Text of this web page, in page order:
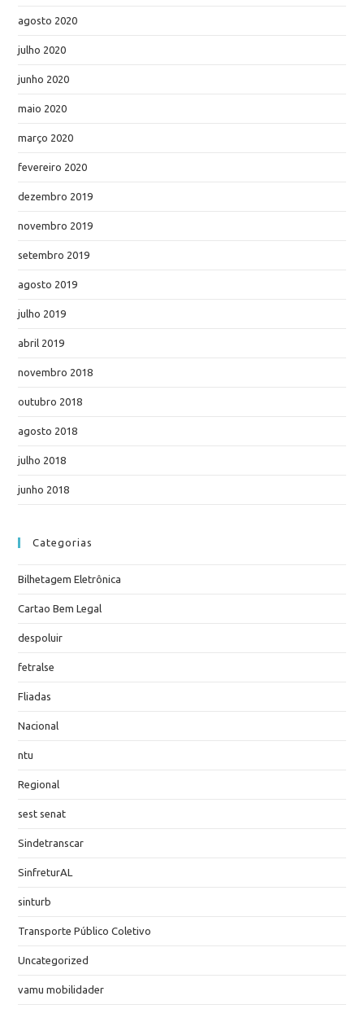
agosto 2020
julho 2020
junho 2020
maio 2020
março 2020
fevereiro 2020
dezembro 2019
novembro 2019
setembro 2019
agosto 2019
julho 2019
abril 2019
novembro 2018
outubro 2018
agosto 2018
julho 2018
junho 2018
Categorias
Bilhetagem Eletrônica
Cartao Bem Legal
despoluir
fetralse
Fliadas
Nacional
ntu
Regional
sest senat
Sindetranscar
SinfreturAL
sinturb
Transporte Público Coletivo
Uncategorized
vamu mobilidader